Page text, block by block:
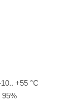
+55 °C